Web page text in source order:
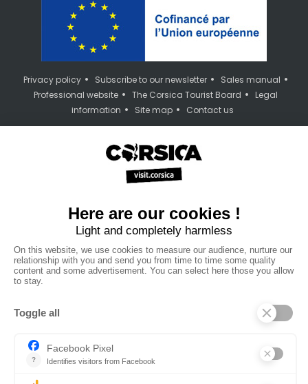
Privacy policy • Subscribe to our newsletter • Sales manual •
Professional website • The Corsica Tourist Board •
Legal
information • Site map • Contact us